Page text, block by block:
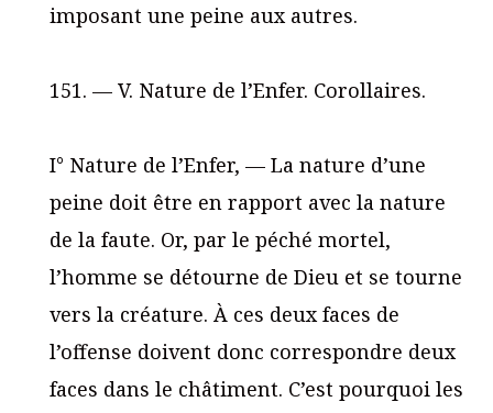
imposant une peine aux autres.
151. — V. Nature de l’Enfer. Corollaires.
I° Nature de l’Enfer, — La nature d’une
peine doit être en rapport avec la nature
de la faute. Or, par le péché mortel,
l’homme se détourne de Dieu et se tourne
vers la créature. À ces deux faces de
l’offense doivent donc correspondre deux
faces dans le châtiment. C’est pourquoi les